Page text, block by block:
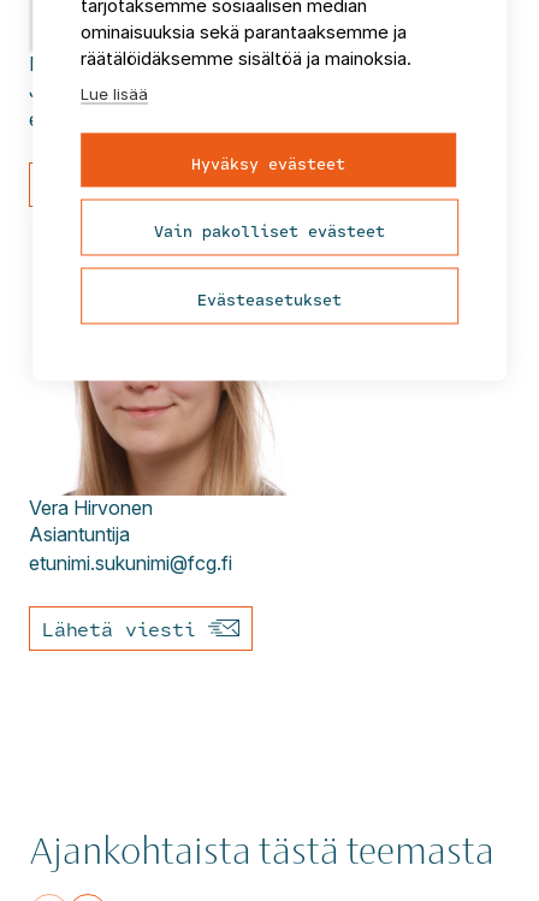
Markku Nissi
Johtava asiantuntija
etunimi.sukunimi@fcg.fi
Lähetä viesti
Vera Hirvonen
Asiantuntija
etunimi.sukunimi@fcg.fi
Lähetä viesti
Ajankohtaista tästä teemasta
tarjotaksemme sosiaalisen median
ominaisuuksia sekä parantaaksemme ja
räätälöidäksemme sisältöä ja mainoksia.
Lue lisää
Hyväksy evästeet
Vain pakolliset evästeet
Evästeasetukset